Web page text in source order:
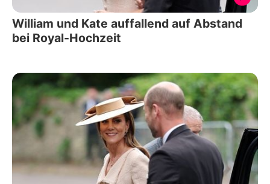
William und Kate auffallend auf Abstand
bei Royal-Hochzeit